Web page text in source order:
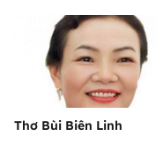
Thơ Bùi Biên Linh